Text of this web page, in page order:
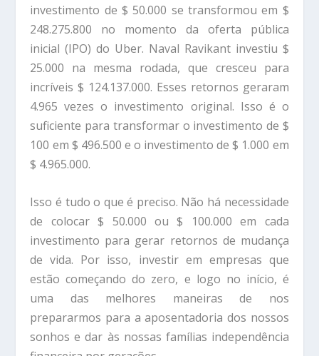
investimento de $ 50.000 se transformou em $
248.275.800 no momento da oferta pública
inicial (IPO) do Uber. Naval Ravikant investiu $
25.000 na mesma rodada, que cresceu para
incríveis $ 124.137.000. Esses retornos geraram
4.965 vezes o investimento original. Isso é o
suficiente para transformar o investimento de $
100 em $ 496.500 e o investimento de $ 1.000 em
$ 4.965.000.
Isso é tudo o que é preciso. Não há necessidade
de colocar $ 50.000 ou $ 100.000 em cada
investimento para gerar retornos de mudança
de vida. Por isso, investir em empresas que
estão começando do zero, e logo no início, é
uma das melhores maneiras de nos
prepararmos para a aposentadoria dos nossos
sonhos e dar às nossas famílias independência